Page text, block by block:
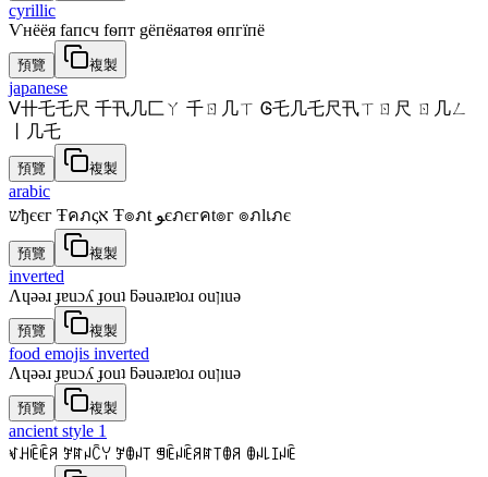
cyrillic
Ѵнёёя fапcч fѳпт gёпёяатѳя ѳпгїпё
預覽 複製
japanese
ᐯ卄乇乇尺 千卂几匚ㄚ 千ㄖ几ㄒ Ꮆ乇几乇尺卂ㄒㄖ尺 ㄖ几ㄥ
丨几乇
預覽 複製
arabic
שђєєг Ŧคภςא Ŧ๏ภt ﻮєภєгคt๏г ๏ภlเภє
預覽 複製
inverted
Λɥǝǝɹ ɟɐuɔʎ ɟouʇ ƃǝuǝɹɐʇoɹ ouןıuǝ
預覽 複製
food emojis inverted
Λɥǝǝɹ ɟɐuɔʎ ɟouʇ ƃǝuǝɹɐʇoɹ ouןıuǝ
預覽 複製
ancient style 1
ꃴꃅꍟꍟꋪ ꎇꍏꈤꉓꌩ ꎇꂦꈤ꓄ ꁅꍟꈤꍟꋪꍏ꓄ꂦꋪ ꂦꈤ꒒ꀤꈤꍟ